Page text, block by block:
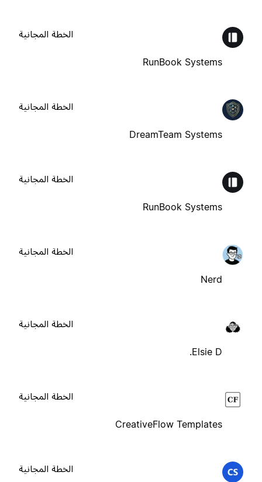
RunBook Systems
الخطة المجانية
DreamTeam Systems
الخطة المجانية
RunBook Systems
الخطة المجانية
Nerd
الخطة المجانية
Elsie D.
الخطة المجانية
CreativeFlow Templates
الخطة المجانية
الخطة المجانية